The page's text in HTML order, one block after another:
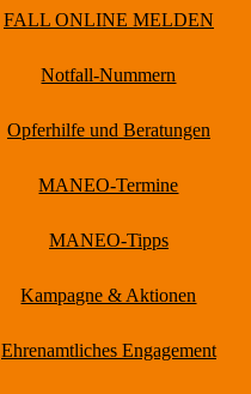
FALL ONLINE MELDEN
Notfall-Nummern
Opferhilfe und Beratungen
MANEO-Termine
MANEO-Tipps
Kampagne & Aktionen
Ehrenamtliches Engagement